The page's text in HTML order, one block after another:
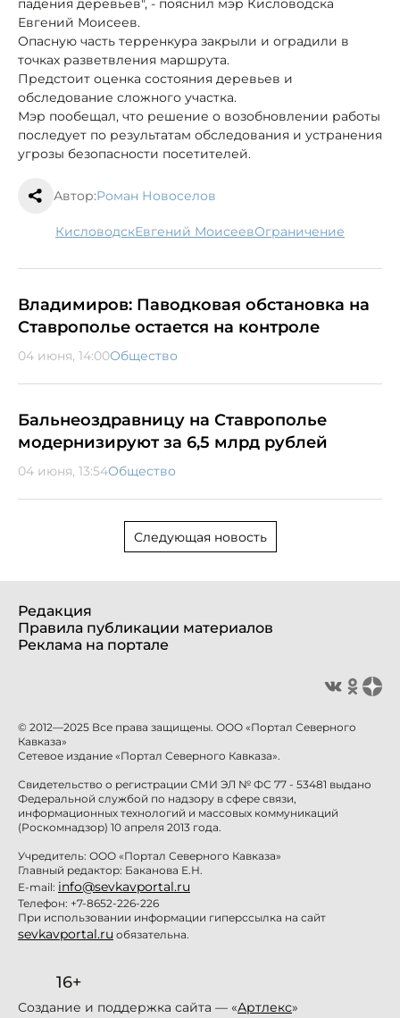
падения деревьев", - пояснил мэр Кисловодска
Евгений Моисеев.
Опасную часть терренкура закрыли и оградили в
точках разветвления маршрута.
Предстоит оценка состояния деревьев и
обследование сложного участка.
Мэр пообещал, что решение о возобновлении работы
последует по результатам обследования и устранения
угрозы безопасности посетителей.
Автор:Роман Новоселов
Кисловодск Евгений Моисеев ограничение
Владимиров: Паводковая обстановка на
Ставрополье остается на контроле
04 июня, 14:00Общество
Бальнеоздравницу на Ставрополье
модернизируют за 6,5 млрд рублей
04 июня, 13:54Общество
Следующая новость
Редакция
Правила публикации материалов
Реклама на портале
© 2012—2025 Все права защищены. ООО «Портал Северного
Кавказа»
Сетевое издание «Портал Северного Кавказа».
Свидетельство о регистрации СМИ ЭЛ № ФС 77 - 53481 выдано
Федеральной службой по надзору в сфере связи,
информационных технологий и массовых коммуникаций
(Роскомнадзор) 10 апреля 2013 года.
Учредитель: ООО «Портал Северного Кавказа»
Главный редактор: Баканова Е.Н.
E-mail: info@sevkavportal.ru
Телефон: +7-8652-226-226
При использовании информации гиперссылка на сайт
sevkavportal.ru обязательна.
16+
Создание и поддержка сайта — «Артлекс»